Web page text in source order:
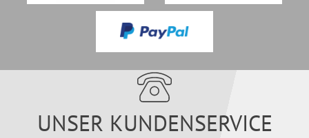
UNSER KUNDENSERVICE